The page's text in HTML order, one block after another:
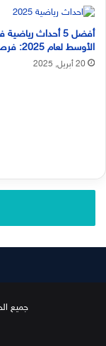
أفضل 5 أحداث
الأوسط لعام 2025: فرص للمراهنين
20 أبريل, 2025
جميع